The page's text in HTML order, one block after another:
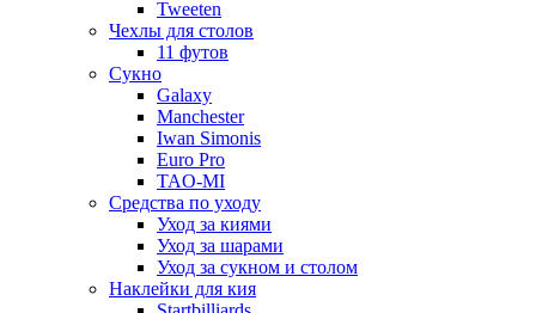
Tweeten
Чехлы для столов
11 футов
Сукно
Galaxy
Manchester
Iwan Simonis
Euro Pro
TAO-MI
Средства по уходу
Уход за киями
Уход за шарами
Уход за сукном и столом
Наклейки для кия